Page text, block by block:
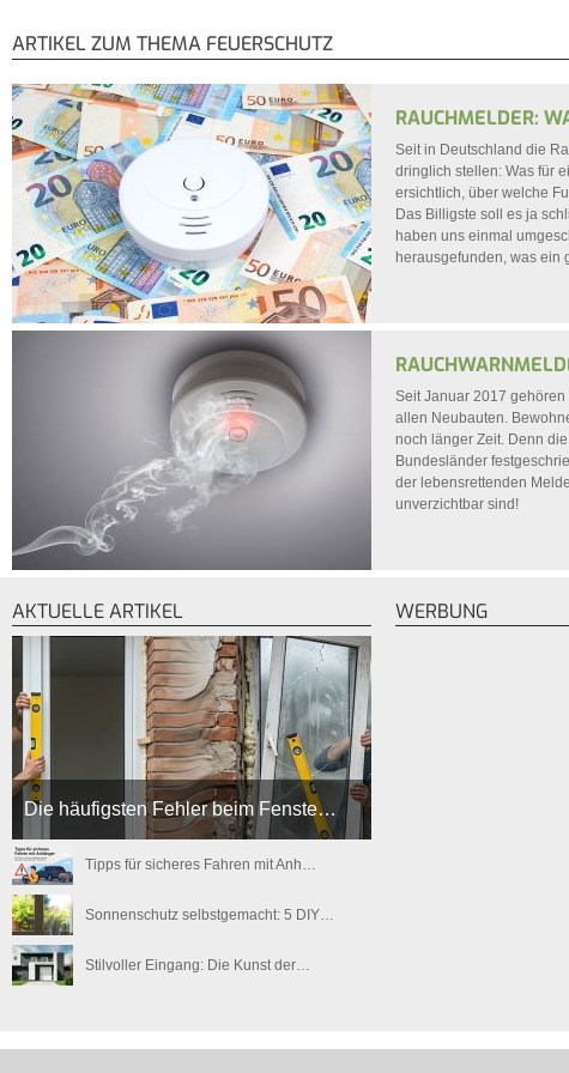
ARTIKEL ZUM THEMA FEUERSCHUTZ
RAUCHMELDER:
Seit in Deutschland die
dringlich stellen: Was für
ersichtlich, über welche
Das Billigste soll es ja
haben uns einmal
herausgefunden, was ein
Seit Januar 2017
allen Neubauten.
noch länger Zeit. Denn
Bundesländer
der lebensrettenden
unverzichtbar sind!
AKTUELLE ARTIKEL
Die häufigsten Fehler beim Fenste…
Tipps für sicheres Fahren mit Anh…
Sonnenschutz selbstgemacht: 5 DIY…
Stilvoller Eingang: Die Kunst der…
WERBUNG